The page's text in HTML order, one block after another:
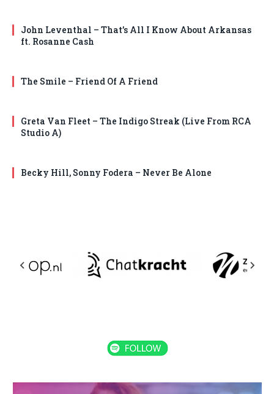
John Leventhal – That’s All I Know About Arkansas
ft. Rosanne Cash
The Smile – Friend Of A Friend
Greta Van Fleet – The Indigo Streak (Live From RCA
Studio A)
Becky Hill, Sonny Fodera – Never Be Alone